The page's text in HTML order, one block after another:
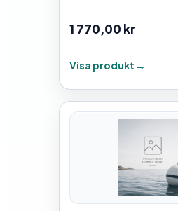
1 770,00 kr
Visa produkt